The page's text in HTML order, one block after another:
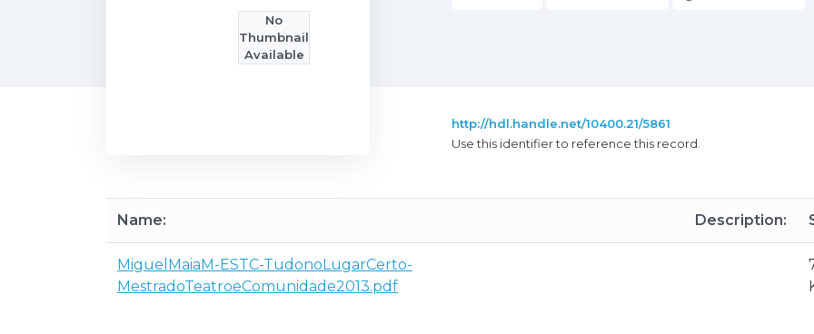
No
Thumbnail
Available
http://hdl.handle.net/10400.21/5861
Use this identifier to reference this record.
Name: Description:
MiguelMaiaM-ESTC-TudonoLugarCerto-
MestradoTeatroeComunidade2013.pdf